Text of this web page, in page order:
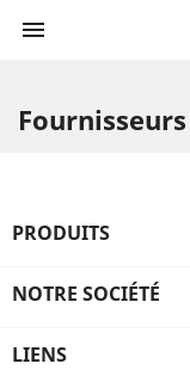

Fournisseurs
PRODUITS
NOTRE SOCIÉTÉ
LIENS